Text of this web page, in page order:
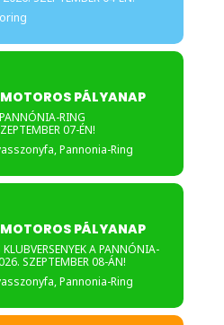
jelzések betartása,
követése
esetleges biztosításukról
alatti személy csak
szülői engedély
PÁLYANAP
RING
07-ÉN!
Pannonia-Ring
PÁLYANAP
A PANNÓNIA-
SZEPTEMBER 08-ÁN!
Pannonia-Ring